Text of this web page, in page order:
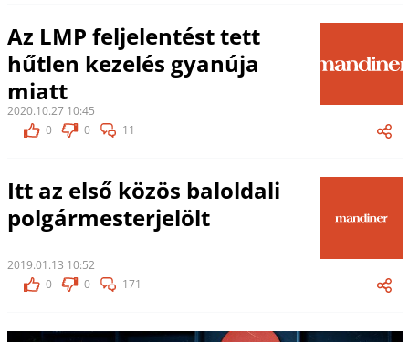
Az LMP feljelentést tett
hűtlen kezelés gyanúja
miatt
2020.10.27 10:45
0
0 11
Itt az első közös baloldali
polgármesterjelölt
2019.01.13 10:52
0
0 171